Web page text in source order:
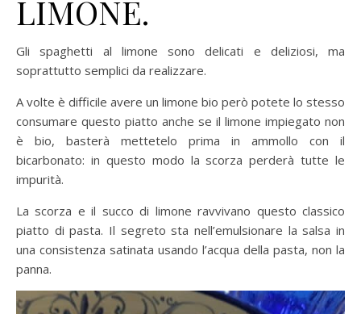
LIMONE.
Gli spaghetti al limone sono delicati e deliziosi, ma
soprattutto semplici da realizzare.
A volte è difficile avere un limone bio però potete lo stesso
consumare questo piatto anche se il limone impiegato non
è bio, basterà mettetelo prima in ammollo con il
bicarbonato: in questo modo la scorza perderà tutte le
impurità.
La scorza e il succo di limone ravvivano questo classico
piatto di pasta. Il segreto sta nell’emulsionare la salsa in
una consistenza satinata usando l’acqua della pasta, non la
panna.